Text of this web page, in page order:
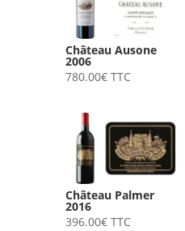
Château Ausone
2006
780.00€ TTC
Château Palmer
2016
396.00€ TTC